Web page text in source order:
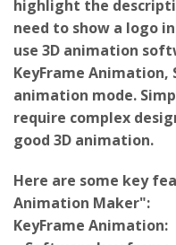
need to show a logo
use 3D animation
KeyFrame
animation mode.
require complex
good 3D animation.
Animation Maker":
KeyFrame Animation:
– Software key frame